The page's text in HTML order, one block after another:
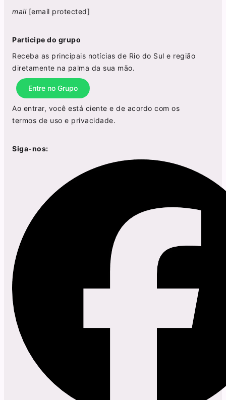
mail [email protected]
Participe do grupo
Receba as principais notícias de Rio do Sul e região
diretamente na palma da sua mão.
Entre no Grupo
Ao entrar, você está ciente e de acordo com os
termos de uso e privacidade.
Siga-nos: